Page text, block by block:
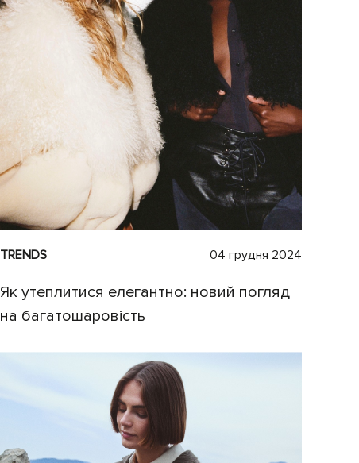
TRENDS 04 грудня 2024
Як утеплитися елегантно: новий погляд
на багатошаровість